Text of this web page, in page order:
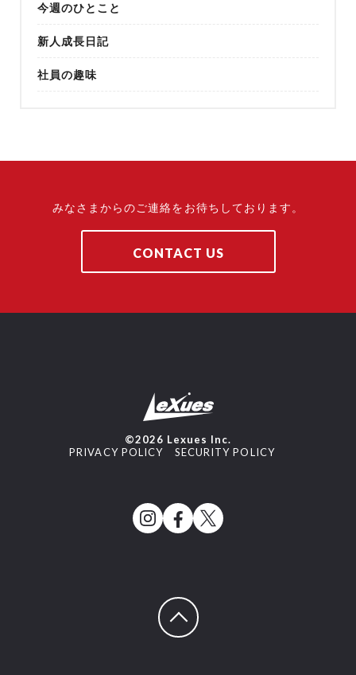
今週のひとこと
新人成長日記
社員の趣味
みなさまからのご連絡をお待ちしております。
CONTACT US
©2026 Lexues Inc.
PRIVACY POLICY
SECURITY POLICY
ページトップへ戻る